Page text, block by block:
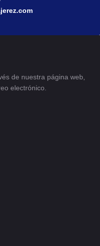
de nuestra página web,
electrónico.